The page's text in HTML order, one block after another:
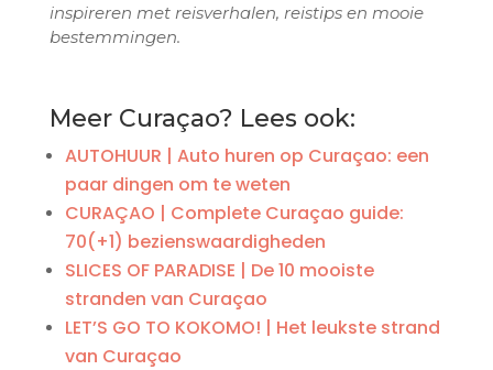
inspireren met reisverhalen, reistips en mooie
bestemmingen.
Meer Curaçao? Lees ook:
AUTOHUUR | Auto huren op Curaçao: een
paar dingen om te weten
CURAÇAO | Complete Curaçao guide:
70(+1) bezienswaardigheden
SLICES OF PARADISE | De 10 mooiste
stranden van Curaçao
LET’S GO TO KOKOMO! | Het leukste strand
van Curaçao